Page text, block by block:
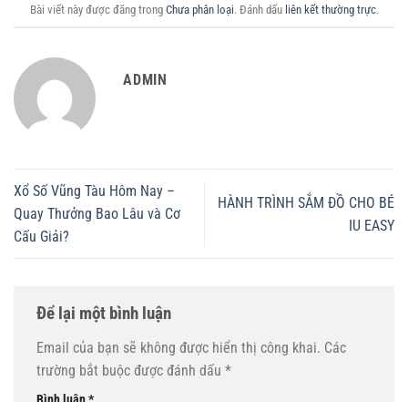
Bài viết này được đăng trong Chưa phân loại. Đánh dấu liên kết thường trực.
ADMIN
Xổ Số Vũng Tàu Hôm Nay –
Quay Thưởng Bao Lâu và Cơ
Cấu Giải?
HÀNH TRÌNH SẮM ĐỒ CHO BÉ
IU EASY
Để lại một bình luận
Email của bạn sẽ không được hiển thị công khai. Các
trường bắt buộc được đánh dấu *